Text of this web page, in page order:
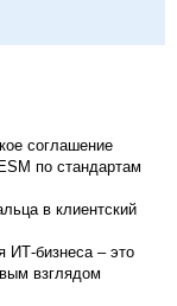
соглашение
по стандартам
в клиентский
ИТ-бизнеса – это
взглядом